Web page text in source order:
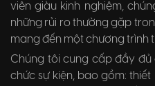
viên giàu kinh nghiệm,
những rủi ro thường gặp
mang đến một chương trình
Chúng tôi cung cấp đầy
chức sự kiện, bao gồm: thiết